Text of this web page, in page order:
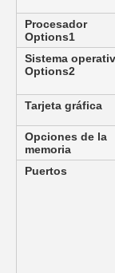
Procesador
Options1
Sistema
Options2
Tarjeta gráfica
Opciones de la
memoria
Puertos